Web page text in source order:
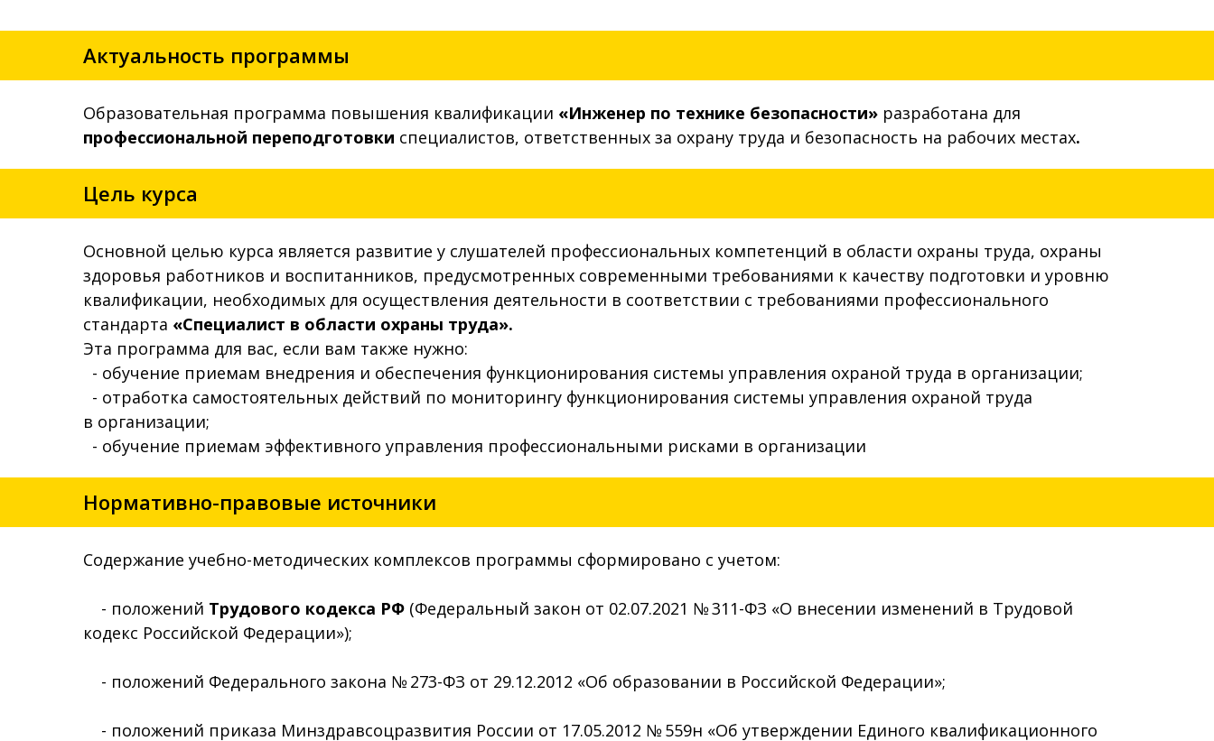
Актуальность программы
Образовательная программа повышения квалификации «Инженер по технике безопасности» разработана для
профессиональной переподготовки специалистов, ответственных за охрану труда и безопасность на рабочих местах.
Цель курса
Основной целью курса является развитие у слушателей профессиональных компетенций в области охраны труда, охраны
здоровья работников и воспитанников, предусмотренных современными требованиями к качеству подготовки и уровню
квалификации, необходимых для осуществления деятельности в соответствии с требованиями профессионального
стандарта «Специалист в области охраны труда».
Эта программа для вас, если вам также нужно:
- обучение приемам внедрения и обеспечения функционирования системы управления охраной труда в организации;
- отработка самостоятельных действий по мониторингу функционирования системы управления охраной труда
в организации;
- обучение приемам эффективного управления профессиональными рисками в организации
Нормативно-правовые источники
Содержание учебно-методических комплексов программы сформировано с учетом:
- положений Трудового кодекса РФ (Федеральный закон от 02.07.2021 № 311-ФЗ «О внесении изменений в Трудовой
кодекс Российской Федерации»);
- положений Федерального закона № 273-ФЗ от 29.12.2012 «Об образовании в Российской Федерации»;
- положений приказа Минздравсоцразвития России от 17.05.2012 № 559н «Об утверждении Единого квалификационного